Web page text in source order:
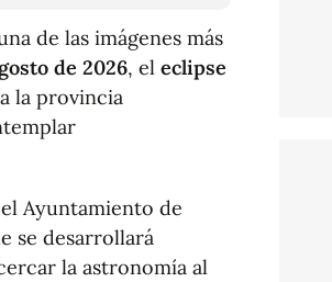
de las imágenes más
de 2026, el eclipse
la provincia
Ayuntamiento de
se desarrollará
la astronomía al